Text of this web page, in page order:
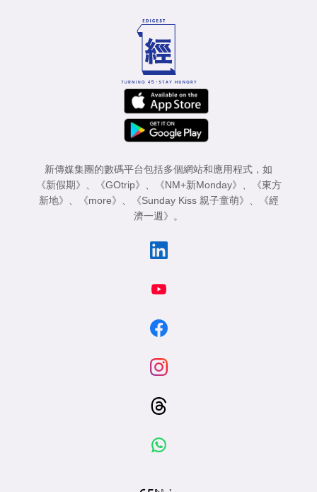
新傳媒集團的數碼平台包括多個網站和應用程式，如
《新假期》 、 《GOtrip》 、 《NM+新Monday》 、
《東方
新地》 、 《more》 、 《Sunday Kiss 親子童萌》 、
《經
濟一週》 。